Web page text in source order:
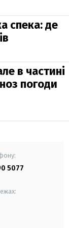
спека: де
в частині
погоди
5077